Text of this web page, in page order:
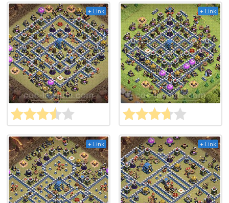
+ Link + Link
+ Link + Link